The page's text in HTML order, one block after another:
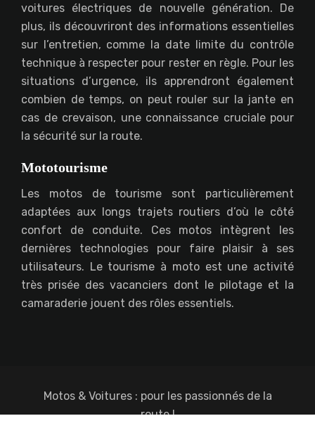
voitures électriques de nouvelle génération. De
plus, ils découvriront des informations essentielles
sur l’entretien, comme la date limite du contrôle
technique à respecter pour rester en règle. Pour les
situations d’urgence, ils apprendront également
combien de temps, on peut rouler sur la jante en
cas de crevaison, une connaissance cruciale pour
la sécurité sur la route.
Mototourisme
Les motos de tourisme sont particulièrement
adaptées aux longs trajets routiers d’où le côté
confort de conduite. Ces motos intègrent les
dernières technologies pour faire plaisir à ses
utilisateurs. Le tourisme à moto est une activité
très prisée des vacanciers dont le pilotage et la
camaraderie jouent des rôles essentiels.
Motos & Voitures : pour les passionnés de la
route !